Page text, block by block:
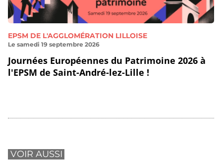
EPSM DE L'AGGLOMÉRATION LILLOISE
Le samedi 19 septembre 2026
Journées Européennes du Patrimoine 2026 à
l'EPSM de Saint-André-lez-Lille !
VOIR AUSSI